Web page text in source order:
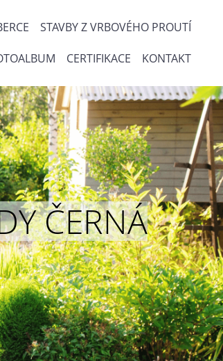
STAVBY Z VRBOVÉHO PROUTÍ
CERTIFIKACE KONTAKT
ČERNÁ